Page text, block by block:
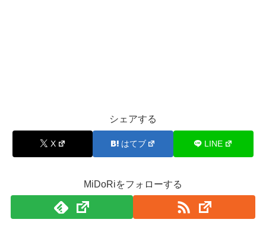
シェアする
X はてブ LINE
MiDoRiをフォローする